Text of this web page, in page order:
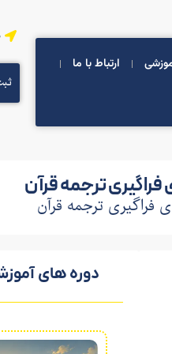
ارتباط با ما
ترجمه قرآن
فراگیری ترجمه قرآن
دوره های